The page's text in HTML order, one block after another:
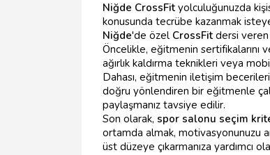
Niğde CrossFit yolculuğunuzda
konusunda tecrübe kazanmak
Niğde'de özel CrossFit dersi
Öncelikle, eğitmenin sertifikalarını
ağırlık kaldırma teknikleri veya
Dahası, eğitmenin iletişim
doğru yönlendiren bir eğitmenle
paylaşmanız tavsiye edilir.
Son olarak, spor salonu seçim
ortamda almak, motivasyonunuzu
üst düzeye çıkarmanıza yardımcı